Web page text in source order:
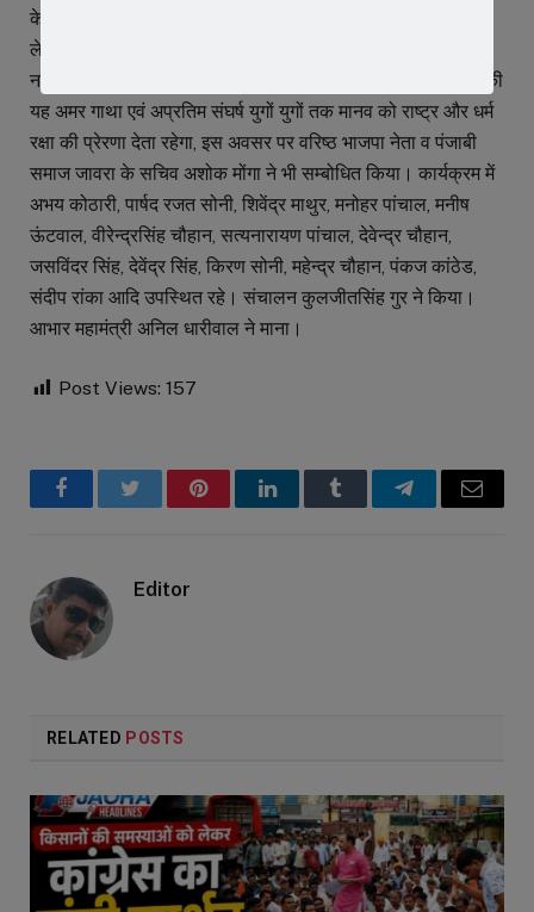
के पूरे परिवार ने धर्म और राष्ट्र की रक्षा के लिए अपना बलिदान दे दिया,
लेकिन धर्म, न्याय और सत्य के संकल्प से अपने आप को जऱा भी कमज़ोर
नहीं होने दिया। आस्था, स्वाभिमान, मानवता, वीरता और राष्ट्र समर्पण की
यह अमर गाथा एवं अप्रतिम संघर्ष युगों युगों तक मानव को राष्ट्र और धर्म
रक्षा की प्रेरणा देता रहेगा, इस अवसर पर वरिष्ठ भाजपा नेता व पंजाबी
समाज जावरा के सचिव अशोक मोंगा ने भी सम्बोधित किया। कार्यक्रम में
अभय कोठारी, पार्षद रजत सोनी, शिवेंद्र माथुर, मनोहर पांचाल, मनीष
ऊंटवाल, वीरेन्द्रसिंह चौहान, सत्यनारायण पांचाल, देवेन्द्र चौहान,
जसविंदर सिंह, देवेंद्र सिंह, किरण सोनी, महेन्द्र चौहान, पंकज कांठेड,
संदीप रांका आदि उपस्थित रहे। संचालन कुलजीतसिंह गुर ने किया।
आभार महामंत्री अनिल धारीवाल ने माना।
Post Views: 157
FacebookTwitter PinterestLinkedInTumblr TelegramEmail
Editor
RELATED POSTS